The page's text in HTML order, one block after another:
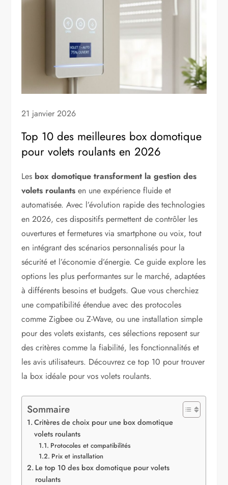
21 janvier 2026
Top 10 des meilleures box domotique
pour volets roulants en 2026
Les box domotique transforment la gestion des
volets roulantsen une expérience fluide et
automatisée. Avec l’évolution rapide des technologies
en 2026, ces dispositifs permettent de contrôler les
ouvertures et fermetures via smartphone ou voix, tout
en intégrant des scénarios personnalisés pour la
sécurité et l’économie d’énergie. Ce guide explore les
options les plus performantes sur le marché, adaptées
à différents besoins et budgets. Que vous cherchiez
une compatibilité étendue avec des protocoles
comme Zigbee ou Z-Wave, ou une installation simple
pour des volets existants, ces sélections reposent sur
des critères comme la fiabilité, les fonctionnalités et
les avis utilisateurs. Découvrez ce top 10 pour trouver
la box idéale pour vos volets roulants.
Sommaire
Critères de choix pour une box domotique
volets roulants
Protocoles et compatibilités
Prix et installation
Le top 10 des box domotique pour volets
roulants